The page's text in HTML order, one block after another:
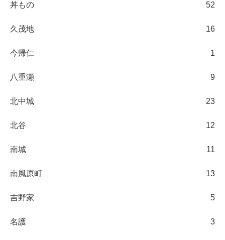
丼もの 52
久茂地 16
今帰仁 1
八重瀬 9
北中城 23
北谷 12
南城 11
南風原町 13
吉野家 5
名護 3